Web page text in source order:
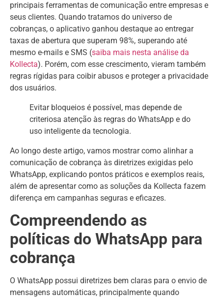
principais ferramentas de comunicação entre empresas e
seus clientes. Quando tratamos do universo de
cobranças, o aplicativo ganhou destaque ao entregar
taxas de abertura que superam 98%, superando até
mesmo e-mails e SMS (saiba mais nesta análise da
Kollecta). Porém, com esse crescimento, vieram também
regras rígidas para coibir abusos e proteger a privacidade
dos usuários.
Evitar bloqueios é possível, mas depende de
criteriosa atenção às regras do WhatsApp e do
uso inteligente da tecnologia.
Ao longo deste artigo, vamos mostrar como alinhar a
comunicação de cobrança às diretrizes exigidas pelo
WhatsApp, explicando pontos práticos e exemplos reais,
além de apresentar como as soluções da Kollecta fazem
diferença em campanhas seguras e eficazes.
Compreendendo as
políticas do WhatsApp para
cobrança
O WhatsApp possui diretrizes bem claras para o envio de
mensagens automáticas, principalmente quando